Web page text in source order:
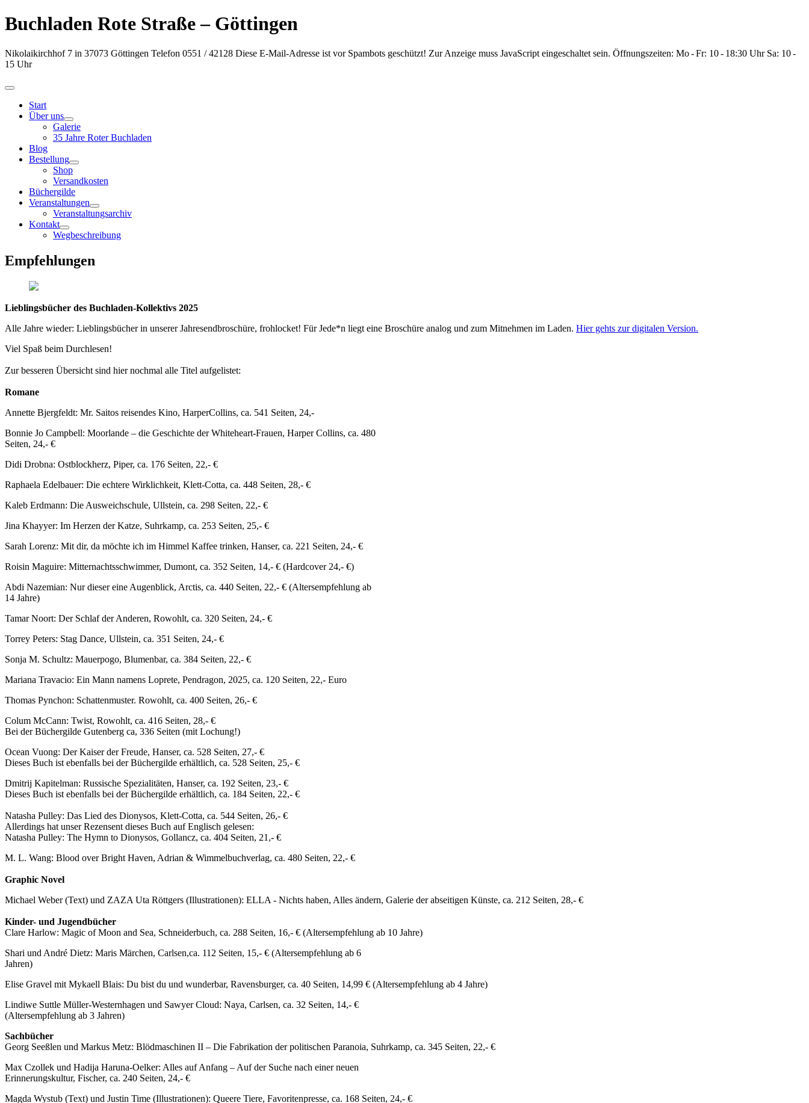
Buchladen Rote Straße – Göttingen
Nikolaikirchhof 7 in 37073 Göttingen Telefon 0551 / 42128 Diese E-Mail-Adresse ist vor Spambots geschützt! Zur Anzeige muss JavaScript eingeschaltet sein. Öffnungszeiten: Mo - Fr: 10 - 18:30 Uhr Sa: 10 -
15 Uhr
Start
Über uns
Galerie
35 Jahre Roter Buchladen
Blog
Bestellung
Shop
Versandkosten
Büchergilde
Veranstaltungen
Veranstaltungsarchiv
Kontakt
Wegbeschreibung
Empfehlungen
Lieblingsbücher des Buchladen-Kollektivs 2025
Alle Jahre wieder: Lieblingsbücher in unserer Jahresendbroschüre, frohlocket! Für Jede*n liegt eine Broschüre analog und zum Mitnehmen im Laden. Hier gehts zur digitalen Version.
Viel Spaß beim Durchlesen!
Zur besseren Übersicht sind hier nochmal alle Titel aufgelistet:
Romane
Annette Bjergfeldt: Mr. Saitos reisendes Kino, HarperCollins, ca. 541 Seiten, 24,-
Bonnie Jo Campbell: Moorlande – die Geschichte der Whiteheart-Frauen, Harper Collins, ca. 480
Seiten, 24,- €
Didi Drobna: Ostblockherz, Piper, ca. 176 Seiten, 22,- €
Raphaela Edelbauer: Die echtere Wirklichkeit, Klett-Cotta, ca. 448 Seiten, 28,- €
Kaleb Erdmann: Die Ausweichschule, Ullstein, ca. 298 Seiten, 22,- €
Jina Khayyer: Im Herzen der Katze, Suhrkamp, ca. 253 Seiten, 25,- €
Sarah Lorenz: Mit dir, da möchte ich im Himmel Kaffee trinken, Hanser, ca. 221 Seiten, 24,- €
Roisin Maguire: Mitternachtsschwimmer, Dumont, ca. 352 Seiten, 14,- € (Hardcover 24,- €)
Abdi Nazemian: Nur dieser eine Augenblick, Arctis, ca. 440 Seiten, 22,- € (Altersempfehlung ab
14 Jahre)
Tamar Noort: Der Schlaf der Anderen, Rowohlt, ca. 320 Seiten, 24,- €
Torrey Peters: Stag Dance, Ullstein, ca. 351 Seiten, 24,- €
Sonja M. Schultz: Mauerpogo, Blumenbar, ca. 384 Seiten, 22,- €
Mariana Travacio: Ein Mann namens Loprete, Pendragon, 2025, ca. 120 Seiten, 22,- Euro
Thomas Pynchon: Schattenmuster. Rowohlt, ca. 400 Seiten, 26,- €
Colum McCann: Twist, Rowohlt, ca. 416 Seiten, 28,- €
Bei der Büchergilde Gutenberg ca, 336 Seiten (mit Lochung!)
Ocean Vuong: Der Kaiser der Freude, Hanser, ca. 528 Seiten, 27,- €
Dieses Buch ist ebenfalls bei der Büchergilde erhältlich, ca. 528 Seiten, 25,- €
Dmitrij Kapitelman: Russische Spezialitäten, Hanser, ca. 192 Seiten, 23,- €
Dieses Buch ist ebenfalls bei der Büchergilde erhältlich, ca. 184 Seiten, 22,- €
Natasha Pulley: Das Lied des Dionysos, Klett-Cotta, ca. 544 Seiten, 26,- €
Allerdings hat unser Rezensent dieses Buch auf Englisch gelesen:
Natasha Pulley: The Hymn to Dionysos, Gollancz, ca. 404 Seiten, 21,- €
M. L. Wang: Blood over Bright Haven, Adrian & Wimmelbuchverlag, ca. 480 Seiten, 22,- €
Graphic Novel
Michael Weber (Text) und ZAZA Uta Röttgers (Illustrationen): ELLA - Nichts haben, Alles ändern, Galerie der abseitigen Künste, ca. 212 Seiten, 28,- €
Kinder- und Jugendbücher
Clare Harlow: Magic of Moon and Sea, Schneiderbuch, ca. 288 Seiten, 16,- € (Altersempfehlung ab 10 Jahre)
Shari und André Dietz: Maris Märchen, Carlsen,ca. 112 Seiten, 15,- € (Altersempfehlung ab 6
Jahren)
Elise Gravel mit Mykaell Blais: Du bist du und wunderbar, Ravensburger, ca. 40 Seiten, 14,99 € (Altersempfehlung ab 4 Jahre)
Lindiwe Suttle Müller-Westernhagen und Sawyer Cloud: Naya, Carlsen, ca. 32 Seiten, 14,- €
(Altersempfehlung ab 3 Jahren)
Sachbücher
Georg Seeßlen und Markus Metz: Blödmaschinen II – Die Fabrikation der politischen Paranoia, Suhrkamp, ca. 345 Seiten, 22,- €
Max Czollek und Hadija Haruna-Oelker: Alles auf Anfang – Auf der Suche nach einer neuen
Erinnerungskultur, Fischer, ca. 240 Seiten, 24,- €
Magda Wystub (Text) und Justin Time (Illustrationen): Queere Tiere, Favoritenpresse, ca. 168 Seiten, 24,- €